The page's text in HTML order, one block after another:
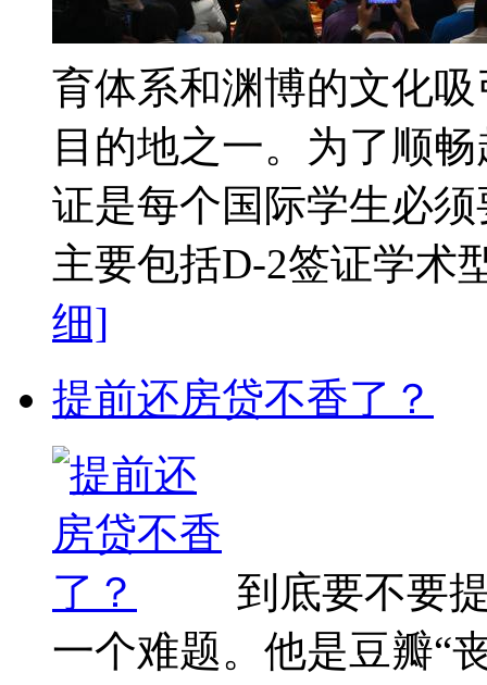
育体系和渊博的文化
目的地之一。为了顺
证是每个国际学生必
主要包括D-2签证学术
细]
提前还房贷不香了？
到底要不要
一个难题。他是豆瓣“